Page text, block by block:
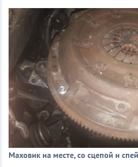
Маховик на месте, со сцепой и